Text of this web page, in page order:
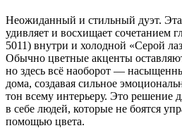
Неожиданный и стильный дуэт. Эта
удивляет и восхищает сочетанием
5011) внутри и холодной «Серой
Обычно цветные акценты
но здесь всё наоборот —
дома, создавая сильное
тон всему интерьеру. Это решение
в себе людей, которые не боятся
помощью цвета.